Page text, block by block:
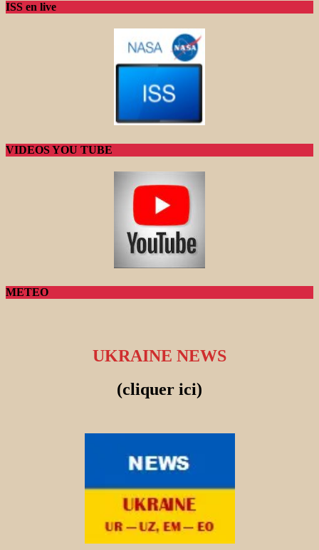
ISS en live
VIDEOS YOU TUBE
METEO
UKRAINE NEWS
(cliquer ici)